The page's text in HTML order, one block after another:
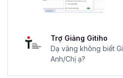
Trợ Giảng Gitiho
Dạ vâng không biết
Anh/Chị ạ?